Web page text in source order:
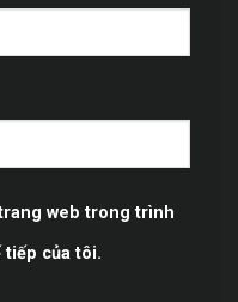
web trong trình
tiếp của tôi.